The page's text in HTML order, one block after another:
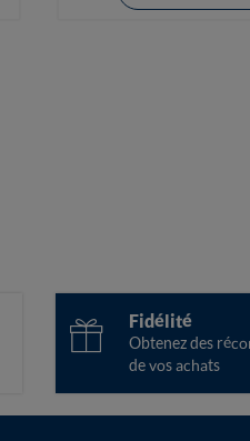
Fidélité
Obtenez des
de vos achats